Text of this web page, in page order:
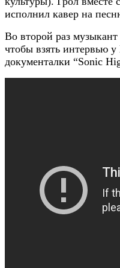
исполнил кавер на
Во второй раз
чтобы взять интервью
документалки “Sonic